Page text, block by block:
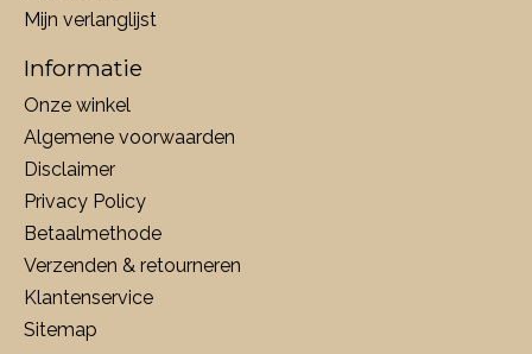
Mijn verlanglijst
Informatie
Onze winkel
Algemene voorwaarden
Disclaimer
Privacy Policy
Betaalmethode
Verzenden & retourneren
Klantenservice
Sitemap